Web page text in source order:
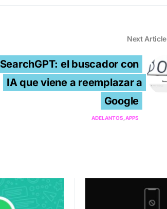
Next Article
SearchGPT: el buscador con
IA que viene a reemplazar a
Google
ADELANTOS APPS